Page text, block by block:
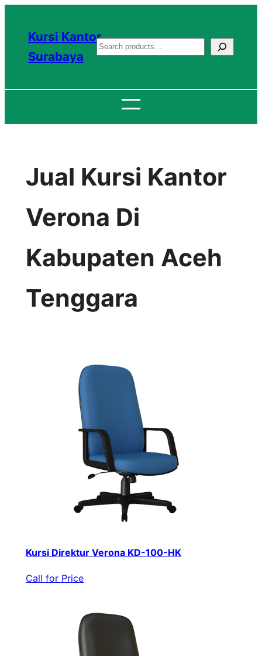
konten
Kursi Kantor
Surabaya
S
a
c
Jual Kursi Kantor
Verona Di
Kabupaten Aceh
Tenggara
Kursi Direktur Verona KD-100-HK
Call for Price